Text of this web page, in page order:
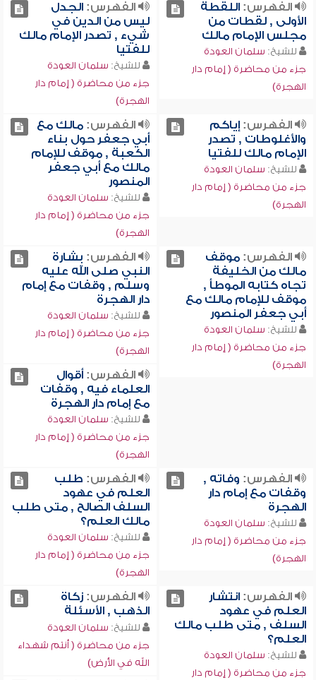
الفهرس:اللقطة
الأولى , لقطات من
مجلس الإمام مالك
للشيخ: سلمان العودة
جزء من محاضرة ( إمام دار
الهجرة)
الفهرس:الجدل
ليس من الدين في
شيء , تصدر الإمام مالك
للفتيا
للشيخ: سلمان العودة
جزء من محاضرة ( إمام دار
الهجرة)
الفهرس:إياكم
والأغلوطات , تصدر
الإمام مالك للفتيا
للشيخ: سلمان العودة
جزء من محاضرة ( إمام دار
الهجرة)
الفهرس:مالك مع
أبي جعفر حول بناء
الكعبة , موقف للإمام
مالك مع أبي جعفر
المنصور
للشيخ: سلمان العودة
جزء من محاضرة ( إمام دار
الهجرة)
الفهرس:موقف
مالك من الخليفة
تجاه كتابه الموطأ ,
موقف للإمام مالك مع
أبي جعفر المنصور
للشيخ: سلمان العودة
جزء من محاضرة ( إمام دار
الهجرة)
الفهرس: بشارة
النبي صلى الله عليه
وسلم , وقفات مع إمام
دار الهجرة
للشيخ: سلمان العودة
جزء من محاضرة ( إمام دار
الهجرة)
الفهرس:أقوال
العلماء فيه , وقفات
مع إمام دار الهجرة
للشيخ: سلمان العودة
جزء من محاضرة ( إمام دار
الهجرة)
الفهرس: وفاته ,
وقفات مع إمام دار
الهجرة
للشيخ: سلمان العودة
جزء من محاضرة ( إمام دار
الهجرة)
الفهرس: طلب
العلم في عهود
السلف الصالح , متى طلب
مالك العلم؟
للشيخ: سلمان العودة
جزء من محاضرة ( إمام دار
الهجرة)
الفهرس:انتشار
العلم في عهود
السلف , متى طلب مالك
العلم؟
للشيخ: سلمان العودة
جزء من محاضرة ( إمام دار
الفهرس:زكاة
الذهب , الأسئلة
للشيخ: سلمان العودة
جزء من محاضرة ( أنتم شهداء
الله في الأرض)